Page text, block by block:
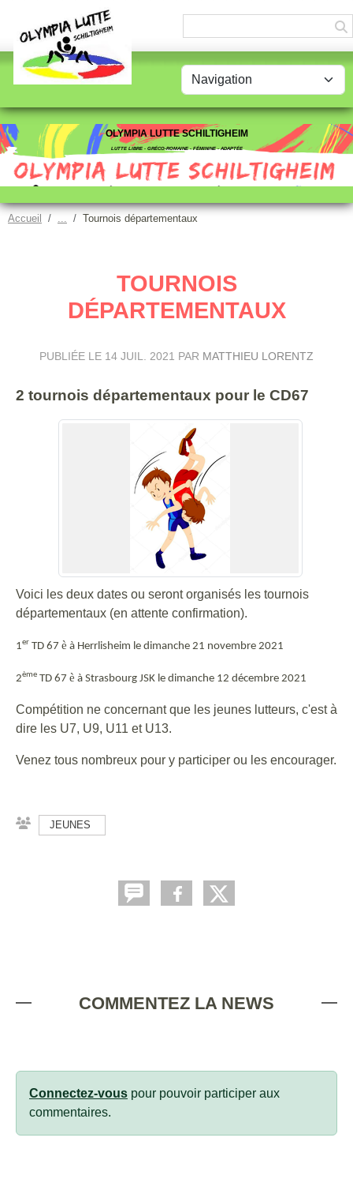
OLYMPIA LUTTE SCHILTIGHEIM
LUTTE LIBRE - GRÉCO-ROMAINE - FÉMININE - ADAPTÉE
Accueil Tournois départementaux
TOURNOIS
DÉPARTEMENTAUX
PUBLIÉE LE 14 JUIL. 2021 PAR MATTHIEU LORENTZ
2 tournois départementaux pour le CD67
Voici les deux dates ou seront organisés les tournois
départementaux (en attente confirmation).
1er TD 67 è à Herrlisheim le dimanche 21 novembre 2021
2ème TD 67 è à Strasbourg JSK le dimanche 12 décembre 2021
Compétition ne concernant que les jeunes lutteurs, c'est à
dire les U7, U9, U11 et U13.
Venez tous nombreux pour y participer ou les encourager.
JEUNES
COMMENTEZ LA NEWS
Connectez-vous pour pouvoir participer aux
commentaires.
Panneau de gestion des cookies